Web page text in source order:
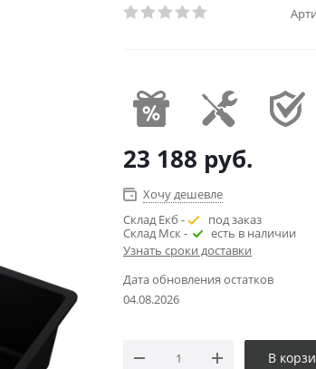
23 188 руб.
Хочу дешевле
Склад Екб -
под заказ
Склад Мск -
есть в наличии
Узнать сроки доставки
Дата обновления остатков
04.08.2026
В